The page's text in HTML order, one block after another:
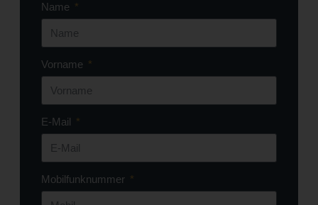
Name
Vorname
E-Mail
Mobilfunknummer